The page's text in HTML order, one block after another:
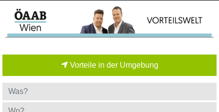
Vorteile in der Umgebung